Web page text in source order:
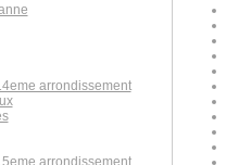
arrondissement
arrondissement